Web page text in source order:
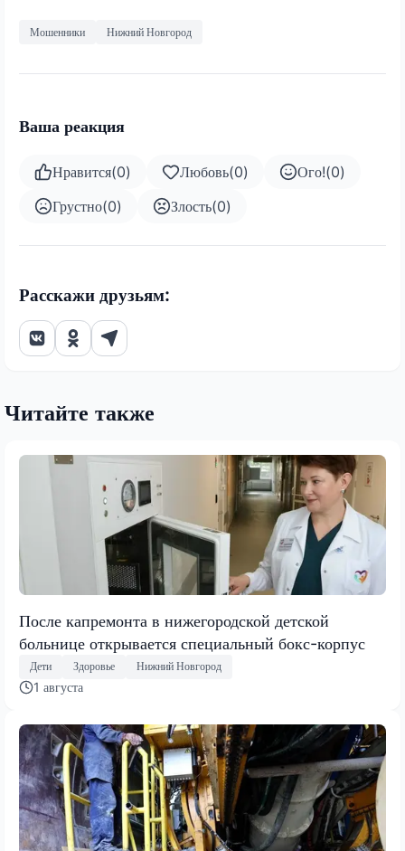
Мошенники Нижний Новгород
Ваша реакция
Нравится(0) Любовь(0) Ого!(0)
Грустно(0) Злость(0)
Расскажи друзьям:
Читайте также
После капремонта в нижегородской детской
больнице открывается специальный бокс-корпус
Дети Здоровье Нижний Новгород
1 августа